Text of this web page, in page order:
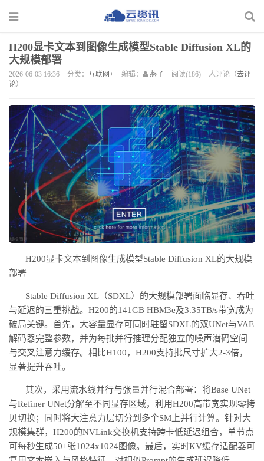
H200显卡文本到图像生成模型Stable Diffusion XL的
大规模部署
2026-06-03 16:36 分类： 互联网+ 编辑： 燕子 阅读(186) 人评论（去评
论）
H200显卡文本到图像生成模型Stable Diffusion XL的大规模
部署
Stable Diffusion XL（SDXL）的大规模部署面临显存、吞吐
与延迟的三重挑战。H200的141GB HBM3e及3.35TB/s带宽成为
破局关键。首先，大容量显存可同时驻留SDXL的双UNet与VAE
解码器完整参数，并为每批并行推理分配独立的噪声潜码空间
与交叉注意力缓存。相比H100，H200支持批尺寸扩大2-3倍，
显著提升吞吐。
其次，采用流水线并行与张量并行混合部署：将Base UNet
与Refiner UNet分解至不同显存区域，利用H200高带宽实现零拷
贝切换；同时将大注意力层切分到多个SM上并行计算。针对大
规模集群，H200的NVLink交换机支持跨卡低延迟组合，单节点
可每秒生成50+张1024x1024图像。最后，实时KV缓存适配器可